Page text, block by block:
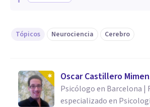
Tópicos Neurociencia Cerebro
Oscar Castillero
Psicólogo en Barcelona |
especializado en